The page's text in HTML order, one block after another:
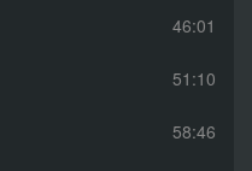
46:01
51:10
58:46